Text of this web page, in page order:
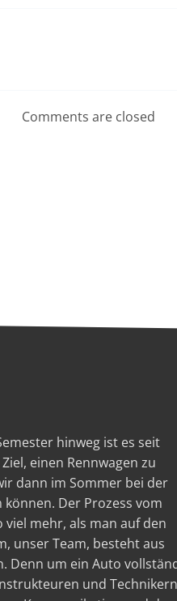
Comments are closed
hinweg ist es seit
einen Rennwagen zu
dann im Sommer bei der
Der Prozess vom
mehr, als man auf den
unser Team, besteht aus
Denn um ein Auto
und